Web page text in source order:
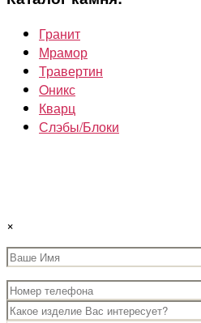
Гранит
Мрамор
Травертин
Oникс
Кварц
Слэбы/Блоки
×